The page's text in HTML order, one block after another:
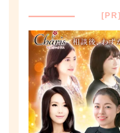
[PR]